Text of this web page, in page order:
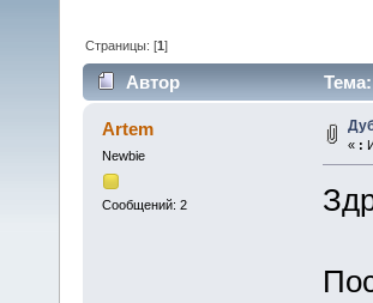
Страницы: [1]
Автор
Artem
Newbie
Сообщений: 2
« :